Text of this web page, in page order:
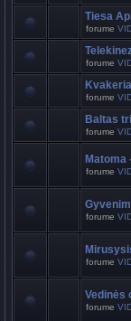
Tiesa
forume
forume
forume
Baltas
forume
Matoma
forume
forume
forume
Vedinės
forume